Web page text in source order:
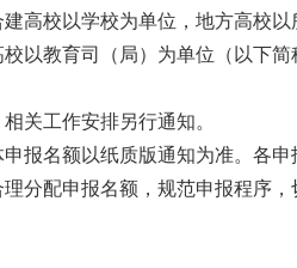
校以学校为单位，地方高校以
以教育司（局）为单位（以下
工作安排另行通知。
名额以纸质版通知为准。各申
分配申报名额，规范申报程序，